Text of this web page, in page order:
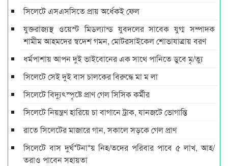
সিলেটে এসএসসিতে প্রায় অর্ধেকই ফেল
যুক্তরাজ্যস্থ ওয়েস্ট মিডল্যান্ড যুবদলের সাবেক যুগ্ম সম্পাদক
শামীম আহমদের স্বদেশ গমন, মোটরসাইকেল শোভাযাত্রায় বরণ
ধর্মপাশায় আপন দুই ভাইবোনের এক সাথে পানিতে ডুবে মৃ/ত্যু
সিলেটে সেই দুই বাস চালকের বিরুদ্ধে মা ম লা
সিলেটে বিদ্যুৎস্পৃষ্টে প্রাণ গেল সিসিক কর্মীর
সিলেটে নিয়ন্ত্রণ হারিয়ে চা বাগানে ট্রাক, যানজটে ভোগান্তি
রাতে সিলেটের মাজারে গান, সকালে সড়কে গেল প্রাণ
সিলেটে বাস দুর্ঘ*টনা*য় নিহ/তদের পরিবার পাবে ৫ লাখ, আহ/
তরাও পাবেন সহায়তা